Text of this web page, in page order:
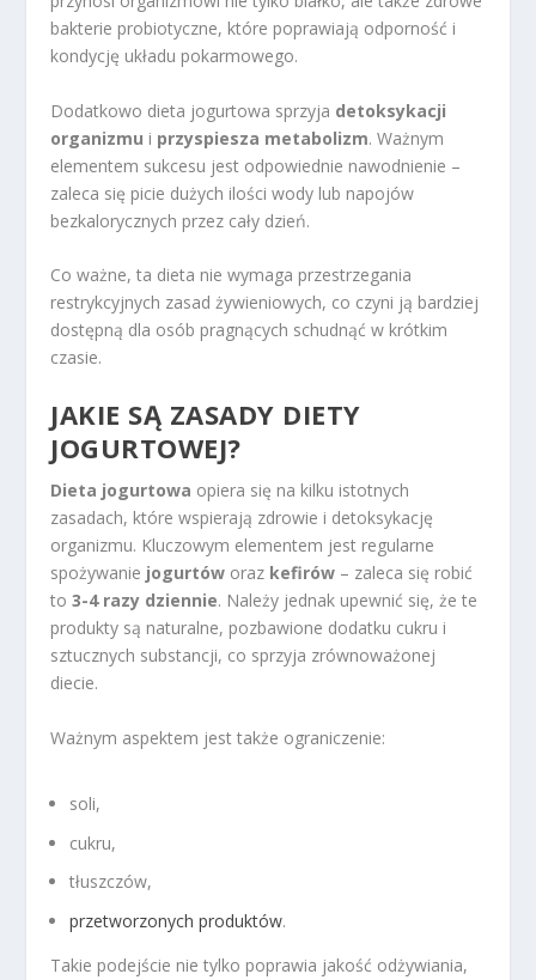
bakterie probiotyczne, które poprawiają odporność i
kondycję układu pokarmowego.
Dodatkowo dieta jogurtowa sprzyja detoksykacji
organizmu i przyspiesza metabolizm. Ważnym
elementem sukcesu jest odpowiednie nawodnienie –
zaleca się picie dużych ilości wody lub napojów
bezkalorycznych przez cały dzień.
Co ważne, ta dieta nie wymaga przestrzegania
restrykcyjnych zasad żywieniowych, co czyni ją bardziej
dostępną dla osób pragnących schudnąć w krótkim
czasie.
JAKIE SĄ ZASADY DIETY
JOGURTOWEJ?
Dieta jogurtowa opiera się na kilku istotnych
zasadach, które wspierają zdrowie i detoksykację
organizmu. Kluczowym elementem jest regularne
spożywanie jogurtów oraz kefirów – zaleca się robić
to3-4 razy dziennie. Należy jednak upewnić się, że te
produkty są naturalne, pozbawione dodatku cukru i
sztucznych substancji, co sprzyja zrównoważonej
diecie.
Ważnym aspektem jest także ograniczenie:
soli,
cukru,
tłuszczów,
przetworzonych produktów.
Takie podejście nie tylko poprawia jakość odżywiania,